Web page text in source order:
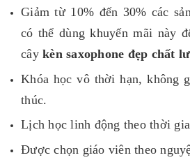
Giảm từ 10% đến 30% các
có thể dùng khuyến mãi này
cây kèn saxophone đẹp chất
Khóa học vô thời hạn, không
thúc.
Lịch học linh động theo thời
Được chọn giáo viên theo